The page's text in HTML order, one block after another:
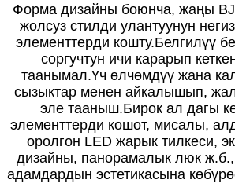
Форма дизайны боюнча, жаңы
жолсуз стилди улантуунун
элементтерди кошту.Белгилүү
соргучтун ичи карарып
таанымал.Үч өлчөмдүү жана
сызыктар менен айкалышып,
эле тааныш.Бирок ал дагы
элементтерди кошот, мисалы,
оролгон LED жарык тилкеси,
дизайны, панорамалык люк
адамдардын эстетикасына